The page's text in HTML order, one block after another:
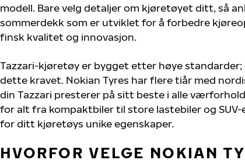
modell. Bare velg detaljer om kjøretøyet ditt, så
sommerdekk som er utviklet for å forbedre
finsk kvalitet og innovasjon.
Tazzari-kjøretøy er bygget etter høye
dette kravet. Nokian Tyres har flere tiår med
din Tazzari presterer på sitt beste i alle
for alt fra kompaktbiler til store lastebiler og SUV-
for ditt kjøretøys unike egenskaper.
HVORFOR VELGE NOKIAN